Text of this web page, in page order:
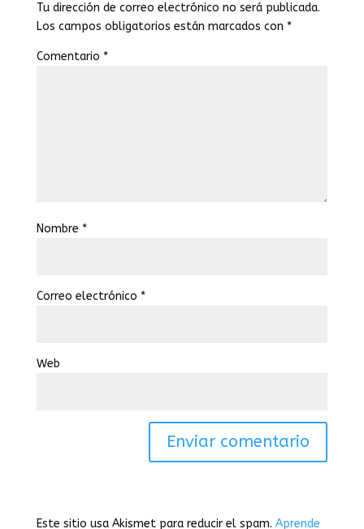
Tu dirección de correo electrónico no será publicada.
Los campos obligatorios están marcados con *
Comentario *
Nombre *
Correo electrónico *
Web
Este sitio usa Akismet para reducir el spam. Aprende